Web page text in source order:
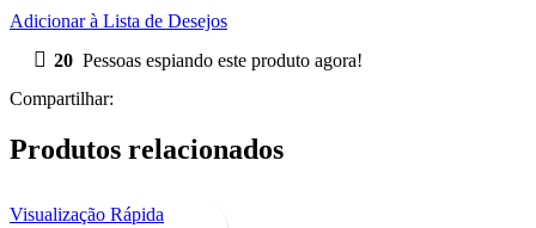
Adicionar à Lista de Desejos
20 Pessoas espiando este produto agora!
Compartilhar:
Produtos relacionados
Visualização Rápida